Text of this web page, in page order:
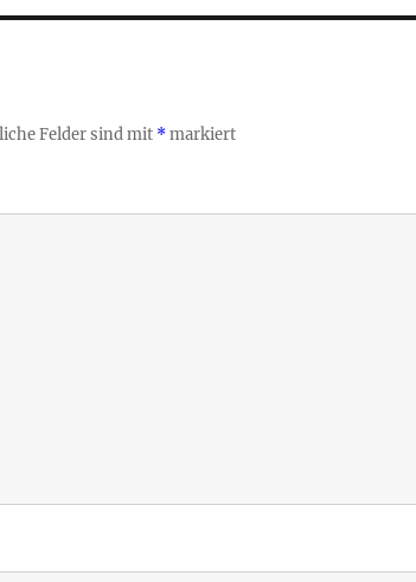
Felder sind mit *markiert